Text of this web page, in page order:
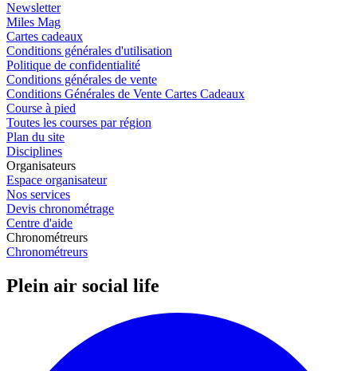
Newsletter
Miles Mag
Cartes cadeaux
Conditions générales d'utilisation
Politique de confidentialité
Conditions générales de vente
Conditions Générales de Vente Cartes Cadeaux
Course à pied
Toutes les courses par région
Plan du site
Disciplines
Organisateurs
Espace organisateur
Nos services
Devis chronométrage
Centre d'aide
Chronométreurs
Chronométreurs
Plein air social life